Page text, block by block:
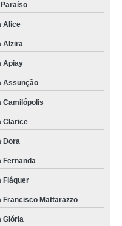
de Gales
Paraíso
Alice
Alzira
Apiay
Assunção
Camilópolis
Clarice
Dora
Fernanda
Fláquer
Francisco Mattarazzo
Glória